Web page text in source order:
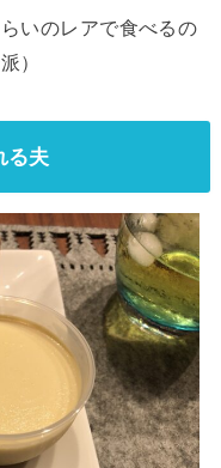
いのレアで食べるの
）
る夫